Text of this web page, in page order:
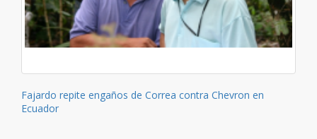
Fajardo repite engaños de Correa contra Chevron en
Ecuador